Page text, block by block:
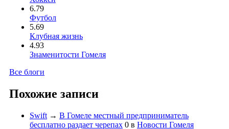
6.79
Футбол
5.69
Клубная жизнь
4.93
Знаменитости Гомеля
Все блоги
Похожие записи
Swift → В Гомеле местный предприниматель
бесплатно раздает черепах 0 в Новости Гомеля